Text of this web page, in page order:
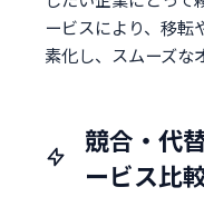
ービスにより、移転
素化し、スムーズな
競合・代
ービス比